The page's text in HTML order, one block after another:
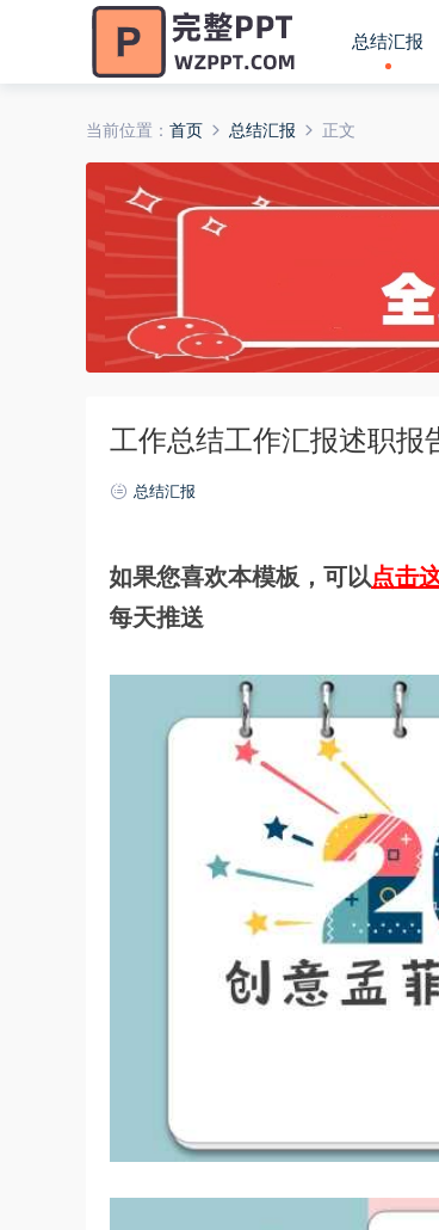
总结汇报
当前位置： 首页 总结汇报 正文
工作总结工作汇报述职报
总结汇报
如果您喜欢本模板，可以点击
每天推送